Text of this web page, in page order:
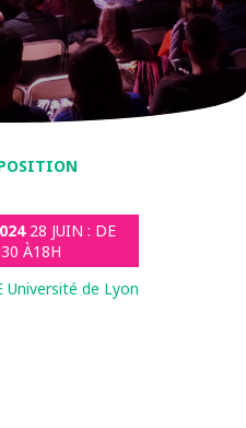
28 JUIN : DE
À18H
Université de Lyon